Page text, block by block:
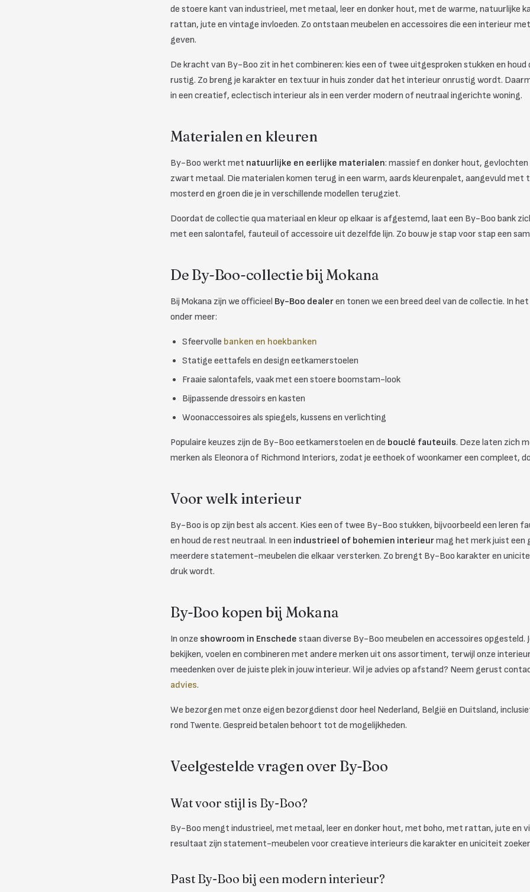
de stoere kant van industrieel, met metaal, leer en donker hout, met de warme, natuurlijke
rattan, jute en vintage invloeden. Zo ontstaan meubelen en accessoires die een interieur
geven.
De kracht van By-Boo zit in het combineren: kies een of twee uitgesproken stukken en
rustig. Zo breng je karakter en textuur in huis zonder dat het interieur onrustig wordt.
in een creatief, eclectisch interieur als in een verder modern of neutraal ingerichte woning.
Materialen en kleuren
By-Boo werkt met natuurlijke en eerlijke materialen: massief en donker hout,
zwart metaal. Die materialen komen terug in een warm, aards kleurenpalet, aangevuld met
mosterd en groen die je in verschillende modellen terugziet.
Doordat de collectie qua materiaal en kleur op elkaar is afgestemd, laat een By-Boo bank
met een salontafel, fauteuil of accessoire uit dezelfde lijn. Zo bouw je stap voor stap een
De By-Boo-collectie bij Mokana
Bij Mokana zijn we officieel By-Boo dealeren tonen we een breed deel van de collectie. In
onder meer:
Sfeervolle banken en hoekbanken
Statige eettafels en design eetkamerstoelen
Fraaie salontafels, vaak met een stoere boomstam-look
Bijpassende dressoirs en kasten
Woonaccessoires als spiegels, kussens en verlichting
Populaire keuzes zijn de By-Boo eetkamerstoelen en de bouclé fauteuils. Deze laten zich
merken als Eleonora of Richmond Interiors, zodat je eethoek of woonkamer een compleet,
Voor welk interieur
By-Boo is op zijn best als accent. Kies een of twee By-Boo stukken, bijvoorbeeld een leren
en houd de rest neutraal. In een industrieel of bohemien interieurmag het merk juist een
meerdere statement-meubelen die elkaar versterken. Zo brengt By-Boo karakter en
druk wordt.
By-Boo kopen bij Mokana
In onze showroom in Enschede staan diverse By-Boo meubelen en accessoires opgesteld.
bekijken, voelen en combineren met andere merken uit ons assortiment, terwijl onze
meedenken over de juiste plek in jouw interieur. Wil je advies op afstand? Neem gerust
advies.
We bezorgen met onze eigen bezorgdienst door heel Nederland, België en Duitsland,
rond Twente. Gespreid betalen behoort tot de mogelijkheden.
Veelgestelde vragen over By-Boo
Wat voor stijl is By-Boo?
By-Boo mengt industrieel, met metaal, leer en donker hout, met boho, met rattan, jute en
resultaat zijn statement-meubelen voor creatieve interieurs die karakter en uniciteit
Past By-Boo bij een modern interieur?